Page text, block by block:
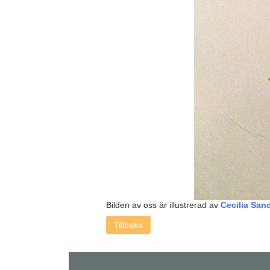
Bilden av oss är illustrerad av Cecilia
Tillbaka